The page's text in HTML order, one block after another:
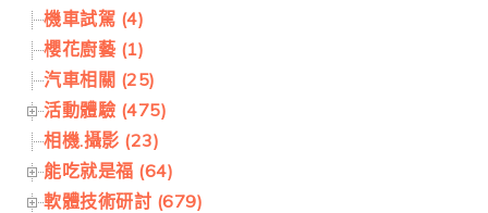
機車試駕 (4)
櫻花廚藝 (1)
汽車相關 (25)
活動體驗 (475)
相機.攝影 (23)
能吃就是福 (64)
軟體技術研討 (679)